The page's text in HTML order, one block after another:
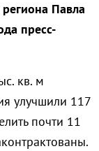
Павла
пресс-
кв. м
улучшили 117
почти 11